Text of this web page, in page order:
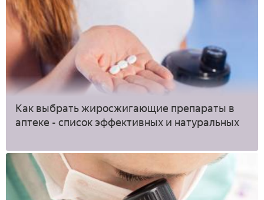
Как выбрать жиросжигающие препараты в
аптеке - список эффективных и натуральных